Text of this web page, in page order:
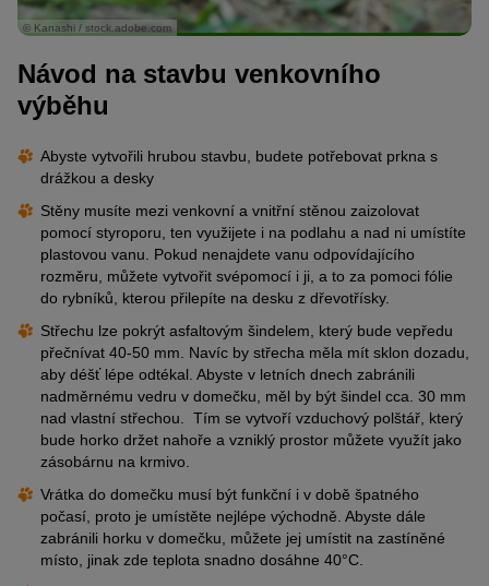
© Kanashi / stock.adobe.com
Návod na stavbu venkovního
výběhu
Abyste vytvořili hrubou stavbu, budete potřebovat prkna s
drážkou a desky
Stěny musíte mezi venkovní a vnitřní stěnou zaizolovat
pomocí styroporu, ten využijete i na podlahu a nad ni umístíte
plastovou vanu. Pokud nenajdete vanu odpovídajícího
rozměru, můžete vytvořit svépomocí i ji, a to za pomoci fólie
do rybníků, kterou přilepíte na desku z dřevotřísky.
Střechu lze pokrýt asfaltovým šindelem, který bude vepředu
přečnívat 40-50 mm. Navíc by střecha měla mít sklon dozadu,
aby déšť lépe odtékal. Abyste v letních dnech zabránili
nadměrnému vedru v domečku, měl by být šindel cca. 30 mm
nad vlastní střechou. Tím se vytvoří vzduchový polštář, který
bude horko držet nahoře a vzniklý prostor můžete využít jako
zásobárnu na krmivo.
Vrátka do domečku musí být funkční i v době špatného
počasí, proto je umístěte nejlépe východně. Abyste dále
zabránili horku v domečku, můžete jej umístit na zastíněné
místo, jinak zde teplota snadno dosáhne 40°C.